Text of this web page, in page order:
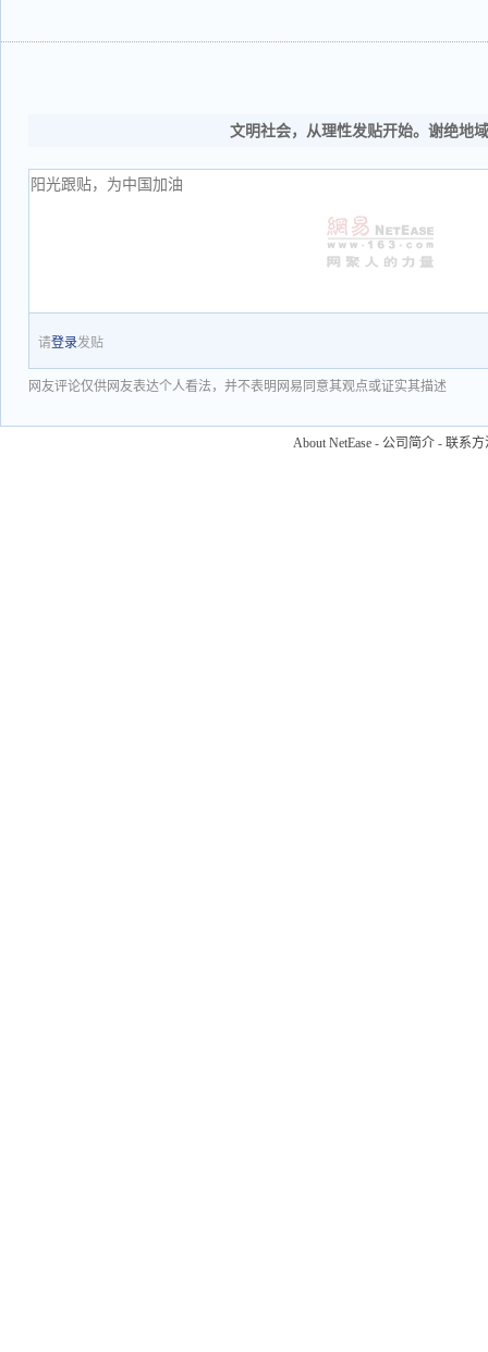
文明社会，从理性发贴开始。谢绝地
请登录发贴
网友评论仅供网友表达个人看法，并不表明网易同意其观点或证实其描述
About NetEase - 公司简介 - 联系方